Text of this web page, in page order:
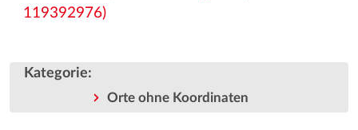
119392976)
Kategorie:
Orte ohne Koordinaten